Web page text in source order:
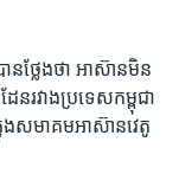
ថ្លែង​ថា​ អាស៊ាន​មិន​
ន​រវាង​ប្រទេស​កម្ពុជា​
សមាគម​អាស៊ាន​វេតូ